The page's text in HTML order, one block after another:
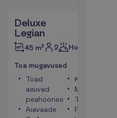
Deluxe
Legian
45 m² 2 Hommikusöök
Toa mugavused
Toad
asuvad
peahoones
Aiavaade
Konditsioneer
Minikülmik
Telefon
Föön